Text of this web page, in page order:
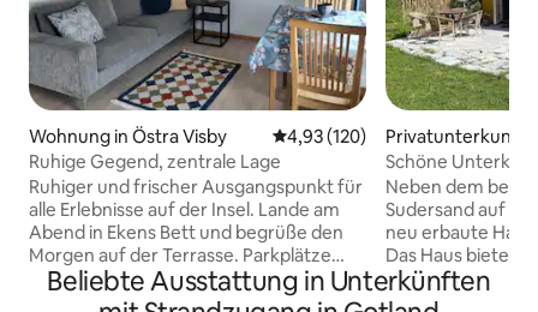
Wohnung in Östra Visby Durchschnittliche Bewertung:
4,93 (120)
Ruhige Gegend, zentrale Lage
Ruhiger und frischer Ausgangspunkt für
alle Erlebnisse auf der Insel. Lande am
Abend in Ekens Bett und begrüße den
Morgen auf der Terrasse. Parkplätze
sind im Preis inbegriffen und das Auto
kann geparkt bleiben, da die
Privatunterkunft
Schöne
Neben dem
Sudersand auf
neu erbaute
Das Haus bietet
Schlafzimmer mit
Schlafloft mit
Beliebte Ausstattung in Unterkünften